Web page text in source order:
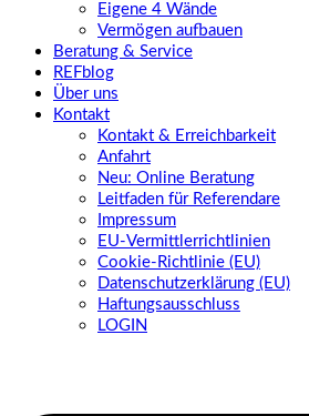
Eigene 4 Wände
Vermögen aufbauen
Beratung & Service
REFblog
Über uns
Kontakt
Kontakt & Erreichbarkeit
Anfahrt
Neu: Online Beratung
Leitfaden für Referendare
Impressum
EU-Vermittlerrichtlinien
Cookie-Richtlinie (EU)
Datenschutzerklärung (EU)
Haftungsausschluss
LOGIN